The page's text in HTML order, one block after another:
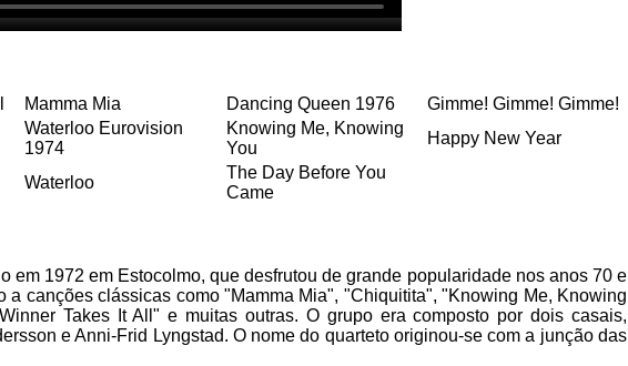
Mamma Mia Dancing Queen 1976
Gimme! Gimme! Gimme!
Waterloo Eurovision
1974
Knowing Me, Knowing
You
Happy New Year
Waterloo
The Day Before You
Came
em 1972 em Estocolmo, que desfrutou de grande popularidade nos anos 70 e
canções clássicas como "Mamma Mia", "Chiquitita", "Knowing Me, Knowing
Takes It All" e muitas outras. O grupo era composto por dois casais,
e Anni-Frid Lyngstad. O nome do quarteto originou-se com a junção das